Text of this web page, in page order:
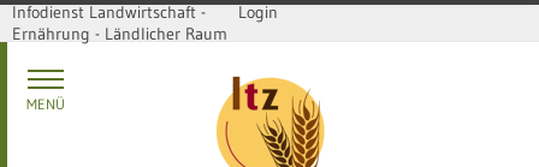
Zum Inhalt springen
Infodienst Landwirtschaft -
Ernährung - Ländlicher Raum
Login
MENÜ